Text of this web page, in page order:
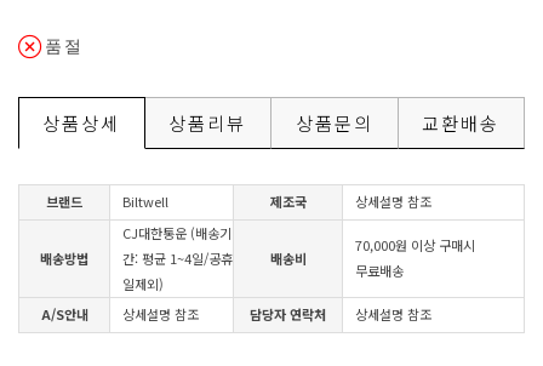
품절
상품상세 상품리뷰 상품문의 교환배송
브랜드 Biltwell 제조국 상세설명 참조
배송방법
CJ대한통운 (배송기
간: 평균 1~4일/공휴
일제외)
배송비
70,000원 이상 구매시
무료배송
A/S안내 상세설명 참조 담당자 연락처 상세설명 참조